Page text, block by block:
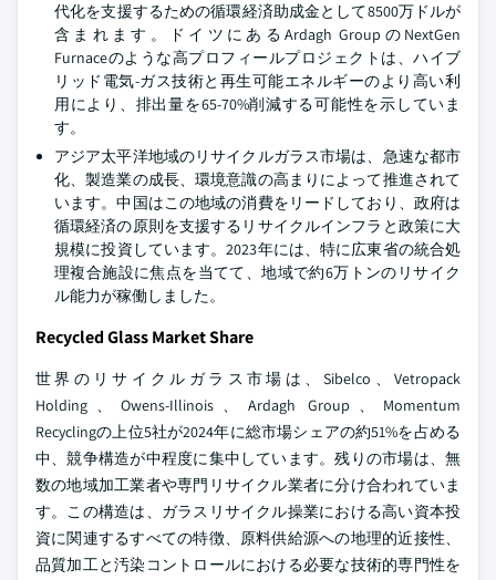
代化を支援するための循環経済助成金として8500万ドルが
含まれます。ドイツにあるArdagh GroupのNextGen
Furnaceのような高プロフィールプロジェクトは、ハイブ
リッド電気-ガス技術と再生可能エネルギーのより高い利
用により、排出量を65-70%削減する可能性を示していま
す。
アジア太平洋地域のリサイクルガラス市場は、急速な都市
化、製造業の成長、環境意識の高まりによって推進されて
います。中国はこの地域の消費をリードしており、政府は
循環経済の原則を支援するリサイクルインフラと政策に大
規模に投資しています。2023年には、特に広東省の統合処
理複合施設に焦点を当てて、地域で約6万トンのリサイク
ル能力が稼働しました。
Recycled Glass Market Share
世界のリサイクルガラス市場は、Sibelco、Vetropack
Holding、Owens-Illinois、Ardagh Group、Momentum
Recyclingの上位5社が2024年に総市場シェアの約51%を占める
中、競争構造が中程度に集中しています。残りの市場は、無
数の地域加工業者や専門リサイクル業者に分け合われていま
す。この構造は、ガラスリサイクル操業における高い資本投
資に関連するすべての特徴、原料供給源への地理的近接性、
品質加工と汚染コントロールにおける必要な技術的専門性を